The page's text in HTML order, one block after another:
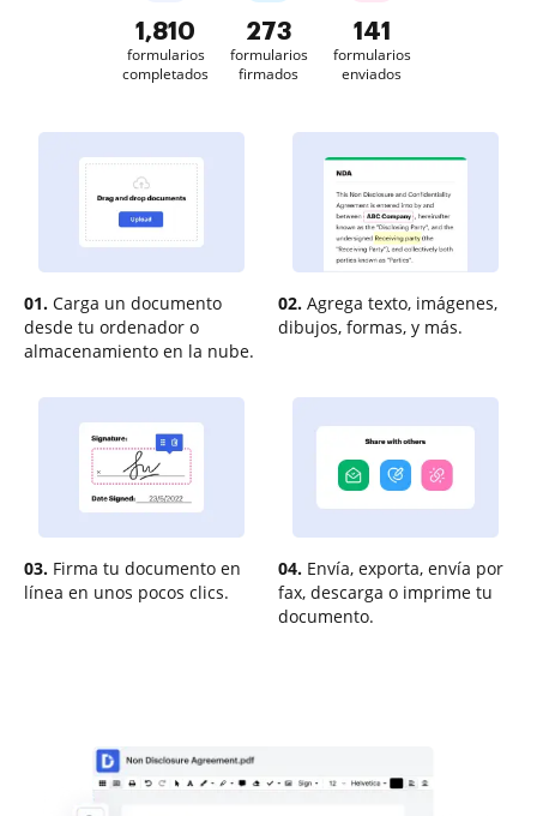
1,810
formularios
completados
273
formularios
firmados
141
formularios
enviados
01. Carga un documento
desde tu ordenador o
almacenamiento en la nube.
02. Agrega texto, imágenes,
dibujos, formas, y más.
03. Firma tu documento en
línea en unos pocos clics.
04. Envía, exporta, envía por
fax, descarga o imprime tu
documento.